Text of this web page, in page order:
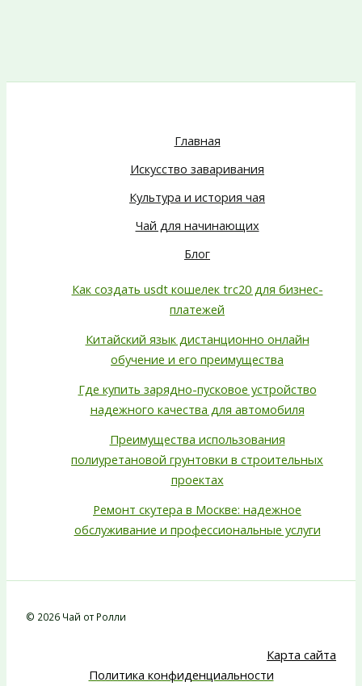
Главная
Искусство заваривания
Культура и история чая
Чай для начинающих
Блог
Как создать usdt кошелек trc20 для бизнес-
платежей
Китайский язык дистанционно онлайн
обучение и его преимущества
Где купить зарядно-пусковое устройство
надежного качества для автомобиля
Преимущества использования
полиуретановой грунтовки в строительных
проектах
Ремонт скутера в Москве: надежное
обслуживание и профессиональные услуги
© 2026 Чай от Ролли
Карта сайта
Политика конфиденциальности